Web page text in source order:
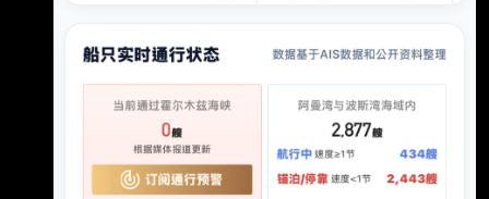
其盟友的船隻通過。」 阿拉格齊說，伊朗的友好
國家，